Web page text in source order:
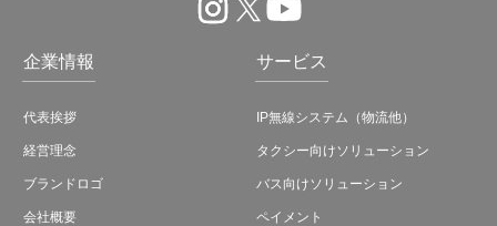
企業情報
代表挨拶
経営理念
ブランドロゴ
会社概要
サービス
IP無線システム（物流他）
タクシー向けソリューション
バス向けソリューション
ペイメント